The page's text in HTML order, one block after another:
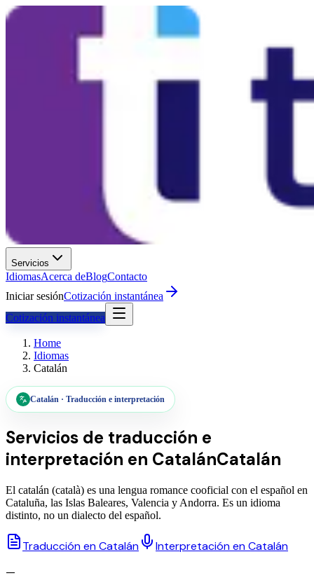
Servicios
IdiomasAcerca deBlogContacto
Iniciar sesiónCotización instantánea
Cotización instantánea
Home
Idiomas
Catalán
Catalán · Traducción e interpretación
Servicios de traducción e
interpretación en CatalánCatalán
El catalán (català) es una lengua romance cooficial con el español en
Cataluña, las Islas Baleares, Valencia y Andorra. Es un idioma
distinto, no un dialecto del español.
Traducción en Catalán
Interpretación en Catalán
—